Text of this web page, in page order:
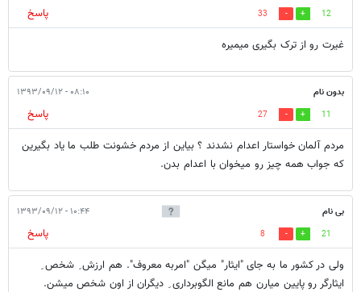
12
33
پاسخ
غیرت رو از ترک بگیری میمیره
بدون نام ۰۸:۱۰ - ۱۳۹۳/۰۹/۱۲
11
27
پاسخ
مردم آلمان خواستار اعدام نشدند ؟ بياين از مردم خشونت طلب ما ياد بگيرين
كه جواب همه چيز رو ميخوان با اعدام بدن.
بی نام ۱۰:۴۴ - ۱۳۹۳/۰۹/۱۲
21
8
پاسخ
ولی در کشور ما به جای "ایثار" میگن "امربه معروف". هم ارزش ِ شخص ِ
ایثارگر رو پایین میارن هم مانع الگوبرداری ِ دیگران از اون شخص میشن.